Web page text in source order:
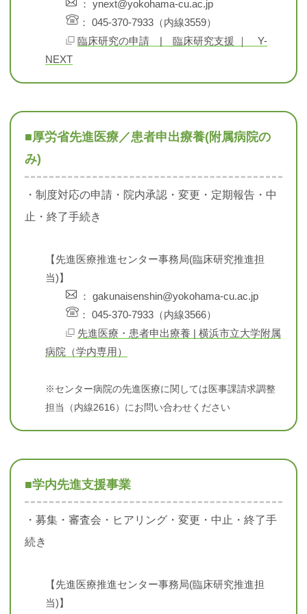
： ynext@yokohama-cu.ac.jp
： 045-370-7933（内線3559）
臨床研究の申請 | 臨床研究支援 ｜ Y-
NEXT
■厚労省先進医療／患者申出療養(附属病院の
み)
・制度対応の申請・院内承認・変更・定期報告・中
止・終了手続き
【先進医療推進センター事務局(臨床研究推進担
当)】
： gakunaisenshin@yokohama-cu.ac.jp
： 045-370-7933（内線3566）
先進医療・患者申出療養 | 横浜市立大学附属
病院（学内専用）
※センター病院の先進医療に関しては医事課請求調整
担当（内線2616）にお問い合わせください
■学内先進支援事業
・募集・審査会・ヒアリング・変更・中止・終了手
続き
【先進医療推進センター事務局(臨床研究推進担
当)】